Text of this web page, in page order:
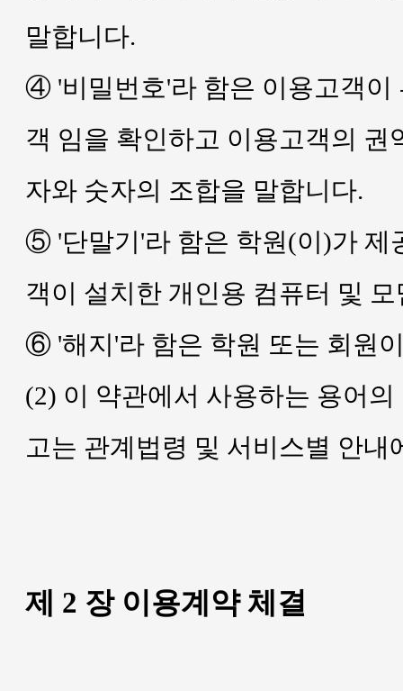
말합니다.
④ '비밀번호'라 함은 이용고객이
객 임을 확인하고 이용고객의
자와 숫자의 조합을 말합니다.
⑤ '단말기'라 함은 학원(이)가 제
객이 설치한 개인용 컴퓨터 및
⑥ '해지'라 함은 학원 또는 회원
(2) 이 약관에서 사용하는 용어
고는 관계법령 및 서비스별 안
제 2 장 이용계약 체결